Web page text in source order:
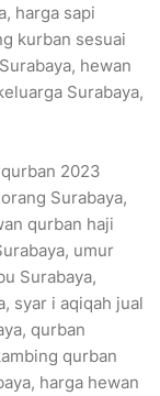
harga sapi
kurban sesuai
hewan
Surabaya,
2023
Surabaya,
qurban haji
umur
Surabaya,
syar i aqiqah jual
qurban
qurban
harga hewan